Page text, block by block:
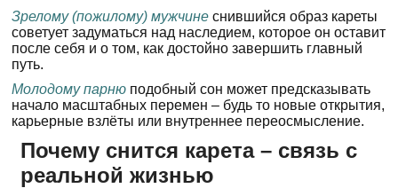
Зрелому (пожилому) мужчине снившийся образ кареты
советует задуматься над наследием, которое он оставит
после себя и о том, как достойно завершить главный
путь.
Молодому парню подобный сон может предсказывать
начало масштабных перемен – будь то новые открытия,
карьерные взлёты или внутреннее переосмысление.
Почему снится карета – связь с
реальной жизнью